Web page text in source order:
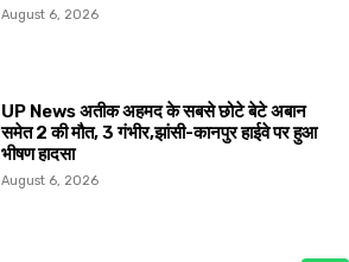
August 6, 2026
UP News अतीक अहमद के सबसे छोटे बेटे अबान
समेत 2 की मौत, 3 गंभीर,झांसी-कानपुर हाईवे पर हुआ
भीषण हादसा
August 6, 2026